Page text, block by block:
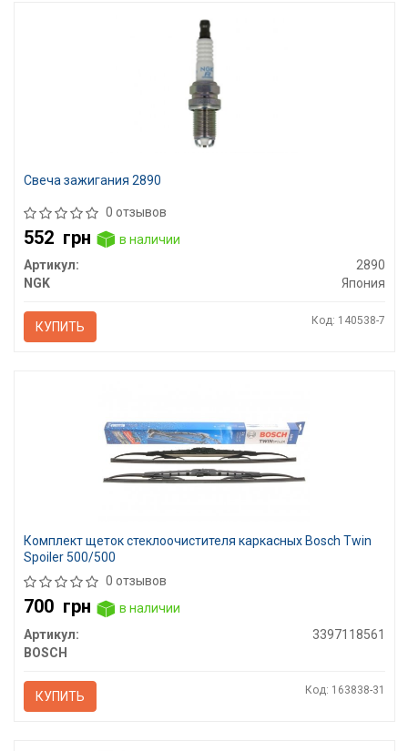
Свеча зажигания 2890
0 отзывов
552 грн
в наличии
Артикул:
2890
NGK
Япония
КУПИТЬ Код: 140538-7
Комплект щеток стеклоочистителя каркасных Bosch Twin
Spoiler 500/500
0 отзывов
700 грн
в наличии
Артикул:
3397118561
BOSCH
КУПИТЬ Код: 163838-31